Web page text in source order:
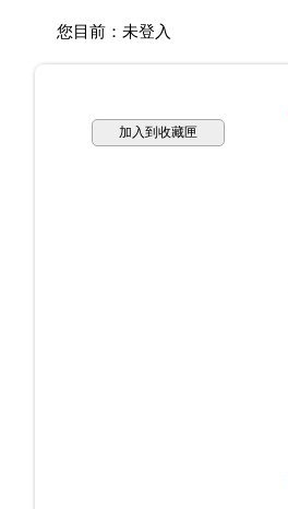
您目前： 未登入
加入到收藏匣